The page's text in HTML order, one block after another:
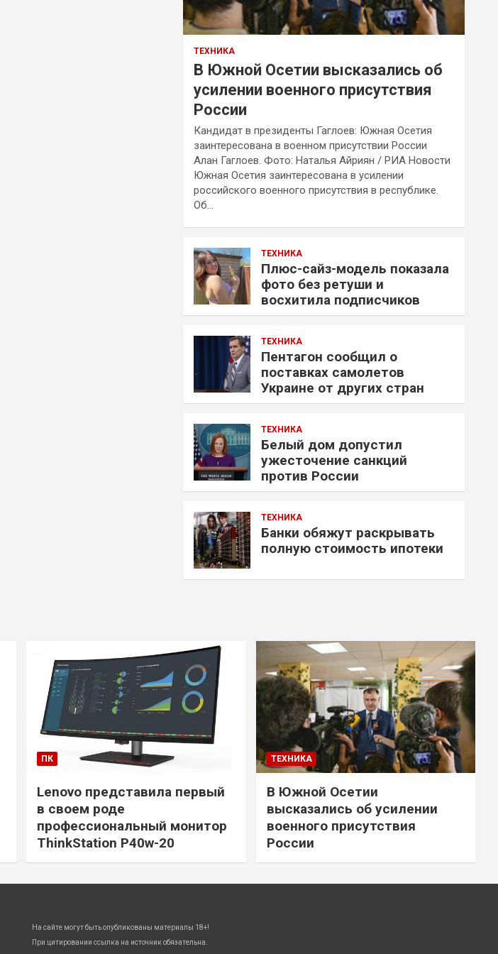
ТЕХНИКА
В Южной Осетии высказались об
усилении военного присутствия
России
Кандидат в президенты Гаглоев: Южная Осетия
заинтересована в военном присутствии России
Алан Гаглоев. Фото: Наталья Айриян / РИА Новости
Южная Осетия заинтересована в усилении
российского военного присутствия в республике.
Об…
ТЕХНИКА
Плюс-сайз-модель показала
фото без ретуши и
восхитила подписчиков
ТЕХНИКА
Пентагон сообщил о
поставках самолетов
Украине от других стран
ТЕХНИКА
Белый дом допустил
ужесточение санкций
против России
ТЕХНИКА
Банки обяжут раскрывать
полную стоимость ипотеки
ПК
Lenovo представила первый
в своем роде
профессиональный монитор
ThinkStation P40w-20
ТЕХНИКА
В Южной Осетии
высказались об усилении
военного присутствия
России
На сайте могут быть опубликованы материалы 18+!
При цитировании ссылка на источник обязательна.